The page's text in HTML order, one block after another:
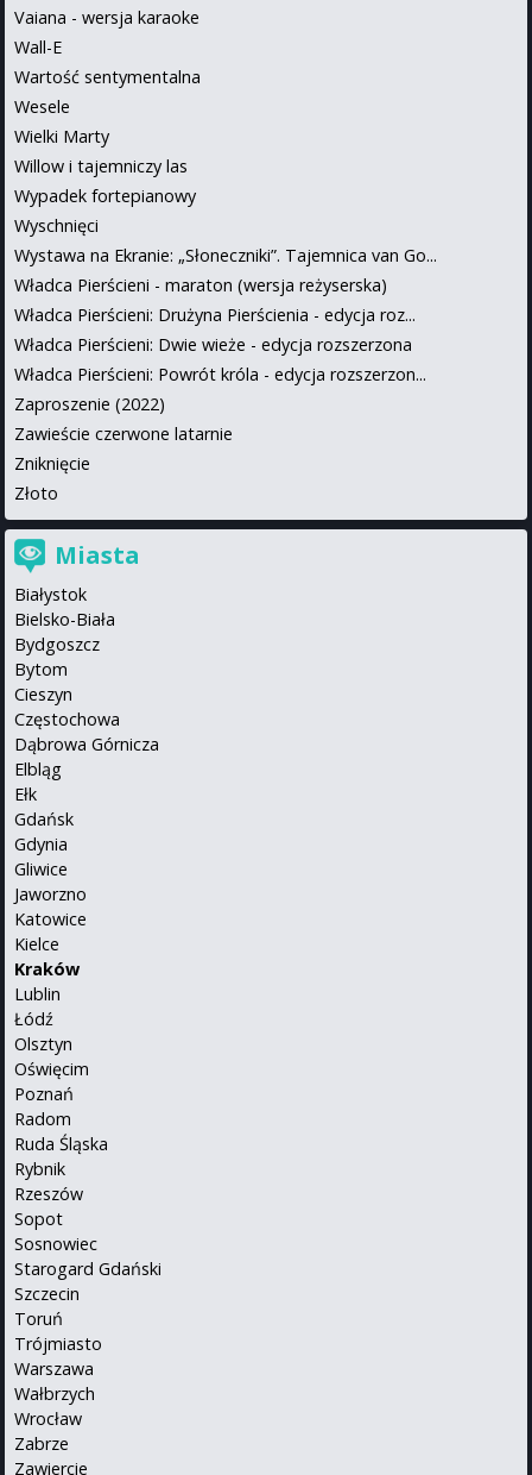
Vaiana - wersja karaoke
Wall-E
Wartość sentymentalna
Wesele
Wielki Marty
Willow i tajemniczy las
Wypadek fortepianowy
Wyschnięci
Wystawa na Ekranie: „Słoneczniki”. Tajemnica van Go...
Władca Pierścieni - maraton (wersja reżyserska)
Władca Pierścieni: Drużyna Pierścienia - edycja roz...
Władca Pierścieni: Dwie wieże - edycja rozszerzona
Władca Pierścieni: Powrót króla - edycja rozszerzon...
Zaproszenie (2022)
Zawieście czerwone latarnie
Zniknięcie
Złoto
Miasta
Białystok
Bielsko-Biała
Bydgoszcz
Bytom
Cieszyn
Częstochowa
Dąbrowa Górnicza
Elbląg
Ełk
Gdańsk
Gdynia
Gliwice
Jaworzno
Katowice
Kielce
Kraków
Lublin
Łódź
Olsztyn
Oświęcim
Poznań
Radom
Ruda Śląska
Rybnik
Rzeszów
Sopot
Sosnowiec
Starogard Gdański
Szczecin
Toruń
Trójmiasto
Warszawa
Wałbrzych
Wrocław
Zabrze
Zawiercie